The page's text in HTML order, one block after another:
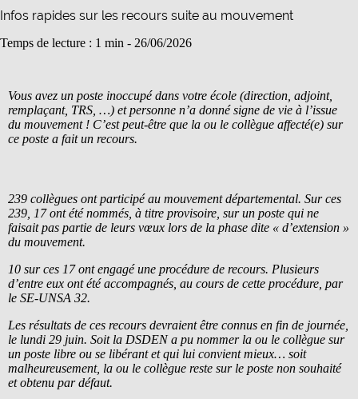
Infos rapides sur les recours suite au mouvement
Temps de lecture : 1 min - 26/06/2026
Vous avez un poste inoccupé dans votre école (direction, adjoint,
remplaçant, TRS, …) et personne n’a donné signe de vie à l’issue
du mouvement ! C’est peut-être que la ou le collègue affecté(e) sur
ce poste a fait un recours.
239 collègues ont participé au mouvement départemental. Sur ces
239, 17 ont été nommés, à titre provisoire, sur un poste qui ne
faisait pas partie de leurs vœux lors de la phase dite « d’extension »
du mouvement.
10 sur ces 17 ont engagé une procédure de recours. Plusieurs
d’entre eux ont été accompagnés, au cours de cette procédure, par
le SE-UNSA 32.
Les résultats de ces recours devraient être connus en fin de journée,
le lundi 29 juin. Soit la DSDEN a pu nommer la ou le collègue sur
un poste libre ou se libérant et qui lui convient mieux… soit
malheureusement, la ou le collègue reste sur le poste non souhaité
et obtenu par défaut.